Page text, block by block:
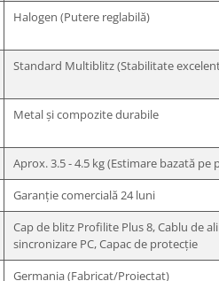
Halogen (Putere reglabilă)
Standard Multiblitz (Stabilitate
Metal și compozite durabile
Aprox. 3.5 - 4.5 kg (Estimare bazată pe
Garanție comercială 24 luni
Cap de blitz Profilite Plus 8, Cablu de
sincronizare PC, Capac de protecție
Germania (Fabricat/Proiectat)